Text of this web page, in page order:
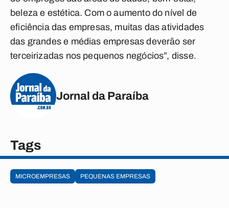
beleza e estética. Com o aumento do nível de
eficiência das empresas, muitas das atividades
das grandes e médias empresas deverão ser
terceirizadas nos pequenos negócios”, disse.
Jornal da Paraíba
Tags
MICROEMPRESAS PEQUENAS EMPRESAS